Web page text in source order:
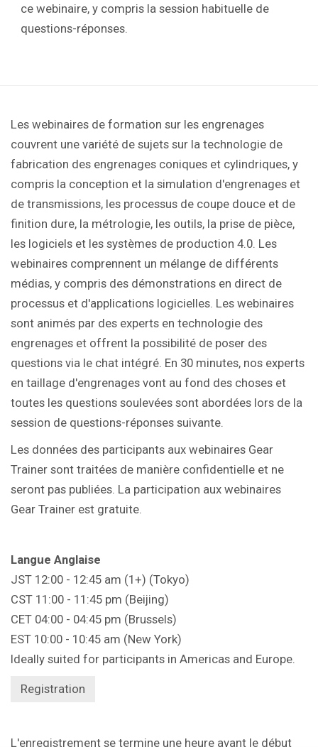
ce webinaire, y compris la session habituelle de
questions-réponses.
Les webinaires de formation sur les engrenages
couvrent une variété de sujets sur la technologie de
fabrication des engrenages coniques et cylindriques, y
compris la conception et la simulation d'engrenages et
de transmissions, les processus de coupe douce et de
finition dure, la métrologie, les outils, la prise de pièce,
les logiciels et les systèmes de production 4.0. Les
webinaires comprennent un mélange de différents
médias, y compris des démonstrations en direct de
processus et d'applications logicielles. Les webinaires
sont animés par des experts en technologie des
engrenages et offrent la possibilité de poser des
questions via le chat intégré. En 30 minutes, nos experts
en taillage d'engrenages vont au fond des choses et
toutes les questions soulevées sont abordées lors de la
session de questions-réponses suivante.
Les données des participants aux webinaires Gear
Trainer sont traitées de manière confidentielle et ne
seront pas publiées. La participation aux webinaires
Gear Trainer est gratuite.
Langue Anglaise
JST 12:00 - 12:45 am (1+) (Tokyo)
CST 11:00 - 11:45 pm (Beijing)
CET 04:00 - 04:45 pm (Brussels)
EST 10:00 - 10:45 am (New York)
Ideally suited for participants in Americas and Europe.
Registration
L'enregistrement se termine une heure avant le début